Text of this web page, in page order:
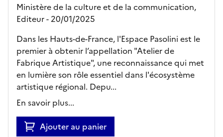
Ministère de la culture et de la communication,
Editeur- 20/01/2025
Dans les Hauts-de-France, l'Espace Pasolini est le
premier à obtenir l’appellation "Atelier de
Fabrique Artistique", une reconnaissance qui met
en lumière son rôle essentiel dans l'écosystème
artistique régional. Depu...
En savoir plus...
Ajouter au panier